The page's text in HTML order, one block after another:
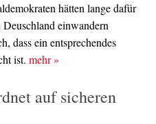
hätten lange dafür
einwandern
dass ein entsprechendes
ist. mehr»
auf sicheren